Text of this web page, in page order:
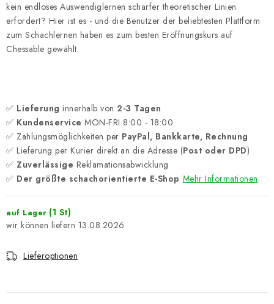
Kontakt FAQ Über uns
Schachblog
Geschäftsbedingungen
kein endloses Auswendiglernen scharfer theoretischer Linien
erfordert? Hier ist es - und die Benutzer der beliebtesten Plattform
zum Schachlernen haben es zum besten Eröffnungskurs auf
Chessable gewählt.
✅ Lieferung innerhalb von 2-3 Tagen
✅ Kundenservice MON-FRI 8:00 - 18:00
✅ Zahlungsmöglichkeiten per PayPal, Bankkarte, Rechnung
✅ Lieferung per Kurier direkt an die Adresse (Post oder DPD)
✅ Zuverlässige Reklamationsabwicklung
✅ Der größte schachorientierte E-Shop Mehr Informationen
auf Lager (1 St)
13.08.2026
Lieferoptionen